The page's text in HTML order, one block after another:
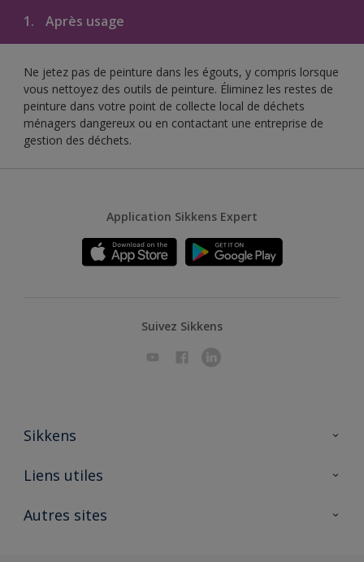
1. Après usage
Ne jetez pas de peinture dans les égouts, y compris lorsque
vous nettoyez des outils de peinture. Éliminez les restes de
peinture dans votre point de collecte local de déchets
ménagers dangereux ou en contactant une entreprise de
gestion des déchets.
Application Sikkens Expert
Suivez Sikkens
Sikkens
A propos de Sikkens
Liens utiles
Ouvrir un magasin PASS
Autres sites